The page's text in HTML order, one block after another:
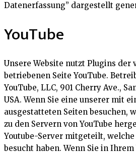
Datenerfassung” dargestellt
YouTube
Unsere Website nutzt Plugins der
betriebenen Seite YouTube.
YouTube, LLC, 901 Cherry Ave.,
USA. Wenn Sie eine unserer mit
ausgestatteten Seiten besuchen,
zu den Servern von YouTube
Youtube-Server mitgeteilt, welche
besucht haben. Wenn Sie in